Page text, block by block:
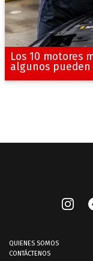
Los 10 motores
algunos
QUIENES SOMOS
CONTÁCTENOS